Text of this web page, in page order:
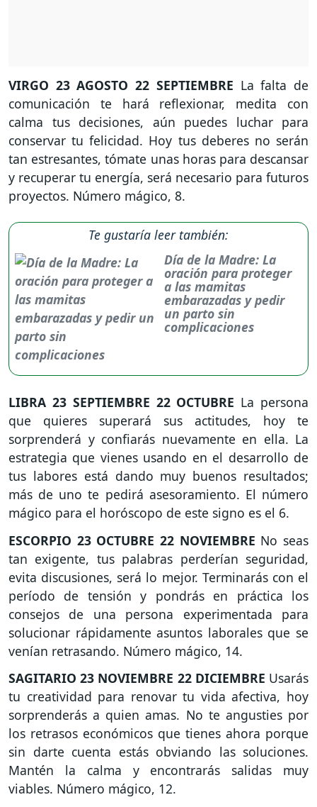
VIRGO 23 AGOSTO 22 SEPTIEMBRE La falta de
comunicación te hará reflexionar, medita con
calma tus decisiones, aún puedes luchar para
conservar tu felicidad. Hoy tus deberes no serán
tan estresantes, tómate unas horas para descansar
y recuperar tu energía, será necesario para futuros
proyectos. Número mágico, 8.
Te gustaría leer también:
Día de la Madre: La
oración para proteger
a las mamitas
embarazadas y pedir
un parto sin
complicaciones
LIBRA 23 SEPTIEMBRE 22 OCTUBRE La persona
que quieres superará sus actitudes, hoy te
sorprenderá y confiarás nuevamente en ella. La
estrategia que vienes usando en el desarrollo de
tus labores está dando muy buenos resultados;
más de uno te pedirá asesoramiento. El número
mágico para el horóscopo de este signo es el 6.
ESCORPIO 23 OCTUBRE 22 NOVIEMBRE No seas
tan exigente, tus palabras perderían seguridad,
evita discusiones, será lo mejor. Terminarás con el
período de tensión y pondrás en práctica los
consejos de una persona experimentada para
solucionar rápidamente asuntos laborales que se
venían retrasando. Número mágico, 14.
SAGITARIO 23 NOVIEMBRE 22 DICIEMBRE Usarás
tu creatividad para renovar tu vida afectiva, hoy
sorprenderás a quien amas. No te angusties por
los retrasos económicos que tienes ahora porque
sin darte cuenta estás obviando las soluciones.
Mantén la calma y encontrarás salidas muy
viables. Número mágico, 12.